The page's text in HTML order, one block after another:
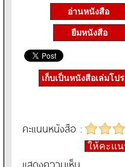
อ่านหนังสือ
ยืมหนังสือ
เก็บเป็นหนังสือเล่มโป
คะแนนหนังสือ :
ให้คะแ